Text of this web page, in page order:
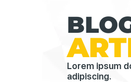
Lorem ipsum
adipiscing.